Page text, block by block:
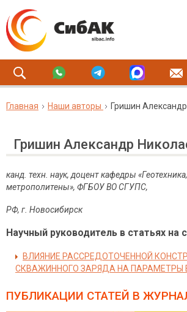
Главная Наши авторы Гришин
Гришин Александр
канд. техн. наук, доцент кафедры
метрополитены», ФГБОУ ВО СГУПС,
РФ, г. Новосибирск
Научный руководитель в статьях на
ВЛИЯНИЕ РАССРЕДОТОЧЕННОЙ
СКВАЖИННОГО ЗАРЯДА НА ПАРАМЕТРЫ
ПУБЛИКАЦИИ СТАТЕЙ В